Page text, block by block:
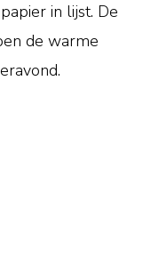
in lijst. De
de warme